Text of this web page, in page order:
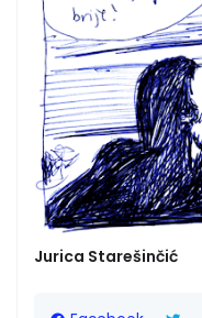
Jurica Starešinčić